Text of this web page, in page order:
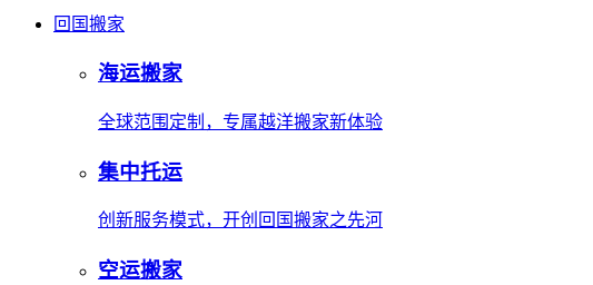
回国搬家
海运搬家
全球范围定制，专属越洋搬家新体验
集中托运
创新服务模式，开创回国搬家之先河
空运搬家